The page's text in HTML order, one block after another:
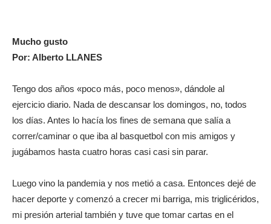
Mucho gusto
Por: Alberto LLANES
Tengo dos años «poco más, poco menos», dándole al
ejercicio diario. Nada de descansar los domingos, no, todos
los días. Antes lo hacía los fines de semana que salía a
correr/caminar o que iba al basquetbol con mis amigos y
jugábamos hasta cuatro horas casi casi sin parar.
Luego vino la pandemia y nos metió a casa. Entonces dejé de
hacer deporte y comenzó a crecer mi barriga, mis triglicéridos,
mi presión arterial también y tuve que tomar cartas en el